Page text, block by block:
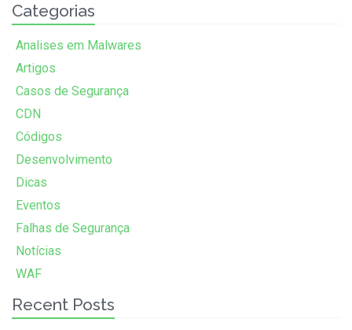
Categorias
Analises em Malwares
Artigos
Casos de Segurança
CDN
Códigos
Desenvolvimento
Dicas
Eventos
Falhas de Segurança
Notícias
WAF
Recent Posts